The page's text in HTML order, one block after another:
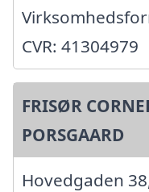
CVR: 41304979
FRISØR
PORSGAARD
Hovedgaden